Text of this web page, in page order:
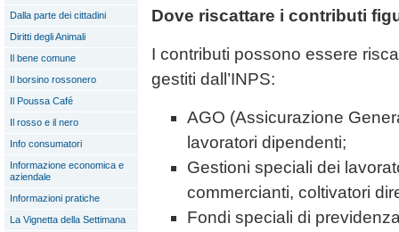
Dalla parte dei cittadini
Diritti degli Animali
Il bene comune
Il borsino rossonero
Il Poussa Café
Il rosso e il nero
Info consumatori
Informazione economica e
aziendale
Informazioni pratiche
La Vignetta della Settimana
Dove riscattare i contributi
I contributi possono essere
gestiti dall’INPS:
AGO (Assicurazione
lavoratori dipendenti;
Gestioni speciali dei
commercianti, coltivatori
Fondi speciali di